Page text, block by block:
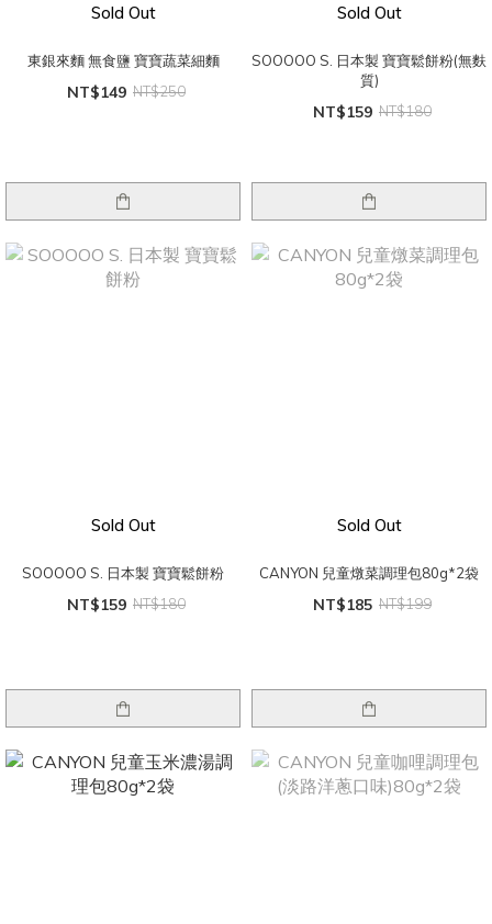
Sold Out
東銀來麵 無食鹽 寶寶蔬菜細麵
NT$149 NT$250
Sold Out
SOOOOO S. 日本製 寶寶鬆餅粉(無麩
質)
NT$159 NT$180
Sold Out
SOOOOO S. 日本製 寶寶鬆餅粉
NT$159 NT$180
Sold Out
CANYON 兒童燉菜調理包80g*2袋
NT$185 NT$199